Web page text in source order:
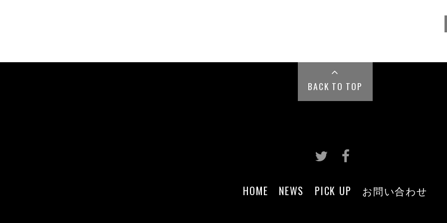
BACK TO TOP
HOME NEWS PICK UP お問い合わせ